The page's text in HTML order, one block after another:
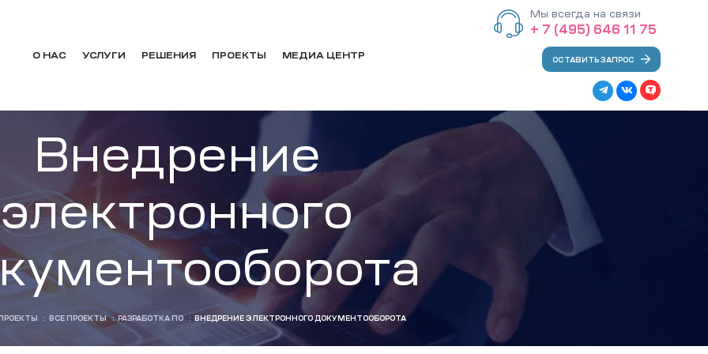
О НАС УСЛУГИ РЕШЕНИЯ ПРОЕКТЫ МЕДИА ЦЕНТР
Мы всегда на связи
+ 7 (495) 646 11 75
ОСТАВИТЬ ЗАПРОС
Внедрение
электронного
ПРОЕКТЫ : ВСЕ ПРОЕКТЫ : РАЗРАБОТКА ПО : ВНЕДРЕНИЕ ЭЛЕКТРОННОГО ДОКУМЕНТООБОРОТА